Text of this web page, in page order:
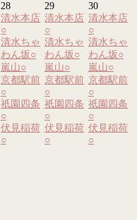
28
清水本店
○
清水ちゃ
わん坂○
嵐山○
京都駅前
○
祇園四条
○
伏見稲荷
○
29
清水本店
○
清水ちゃ
わん坂○
嵐山○
京都駅前
○
祇園四条
○
伏見稲荷
○
30
清水本店
○
清水ちゃ
わん坂○
嵐山○
京都駅前
○
祇園四条
○
伏見稲荷
○